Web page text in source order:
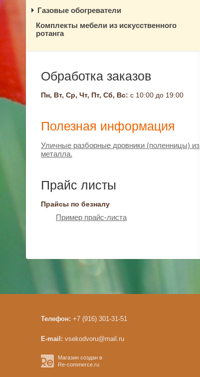
Газовые обогреватели
Комплекты мебели из искусственного
ротанга
Обработка заказов
Пн, Вт, Ср, Чт, Пт, Сб, Вс: с 10:00 до 19:00
Полезная информация
Уличные разборные дровники (поленницы) из
металла.
Прайс листы
Прайсы по безналу
Пример прайс-листа
Телефон: +7 (916) 301-31-51
E-mail: vsekodvoru@mail.ru
Магазин создан в
Re-commerce.ru